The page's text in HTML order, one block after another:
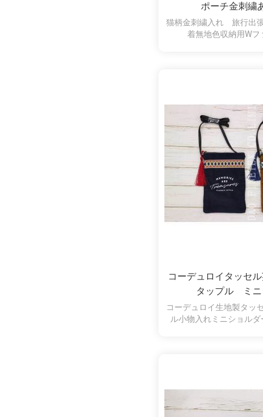
ポーチ金刺
猫柄金刺繍入れ 旅行出
着無地色収納用W
コーデュロイタッセ
タップル ミニ
コーデュロイ生地製タッ
ル小物入れミニショル